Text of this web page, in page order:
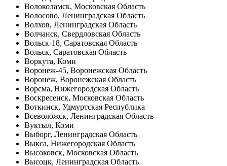
Волоколамск, Московская Область
Волосово, Ленинградская Область
Волхов, Ленинградская Область
Волчанск, Свердловская Область
Вольск-18, Саратовская Область
Вольск, Саратовская Область
Воркута, Коми
Воронеж-45, Воронежская Область
Воронеж, Воронежская Область
Ворсма, Нижегородская Область
Воскресенск, Московская Область
Воткинск, Удмуртская Республика
Всеволожск, Ленинградская Область
Вуктыл, Коми
Выборг, Ленинградская Область
Выкса, Нижегородская Область
Высоковск, Московская Область
Высоцк, Ленинградская Область